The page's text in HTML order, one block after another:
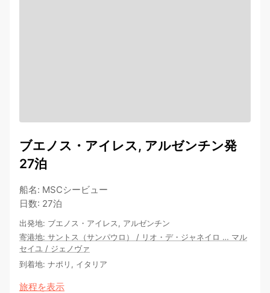
ブエノス・アイレス, アルゼンチン発
27泊
船名: MSCシービュー
日数: 27泊
出発地: ブエノス・アイレス, アルゼンチン
寄港地: サントス（サンパウロ） / リオ・デ・ジャネイロ … マル
セイユ / ジェノヴァ
到着地: ナポリ, イタリア
旅程を表示